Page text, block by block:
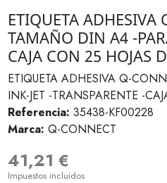
ETIQUETA ADHESIVA
TAMAÑO DIN A4 -
CAJA CON 25 HOJAS
ETIQUETA ADHESIVA Q-
INK-JET -TRANSPARENTE -
Referencia: 35438-KF00228
Marca: Q-CONNECT
41,21 €
Impuestos incluidos